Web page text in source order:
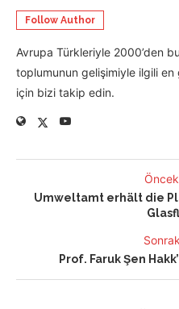
Follow Author
Avrupa Türkleriyle 2000’den
toplumunun gelişimiyle ilgili en
için bizi takip edin.
Umweltamt erhält die
Prof. Faruk Şen